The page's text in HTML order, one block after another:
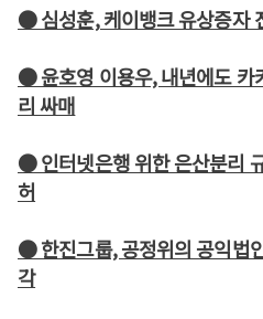
● 심성훈, 케이뱅크 유상증자
● 윤호영 이용우, 내년에도 카
리 싸매
● 인터넷은행 위한 은산분리
허
● 한진그룹, 공정위의 공익법
각